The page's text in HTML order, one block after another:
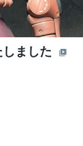
ました